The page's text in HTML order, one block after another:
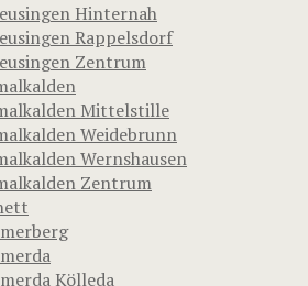
Hinternah
Rappelsdorf
Zentrum
Mittelstille
Weidebrunn
Wernshausen
Zentrum
Kölleda